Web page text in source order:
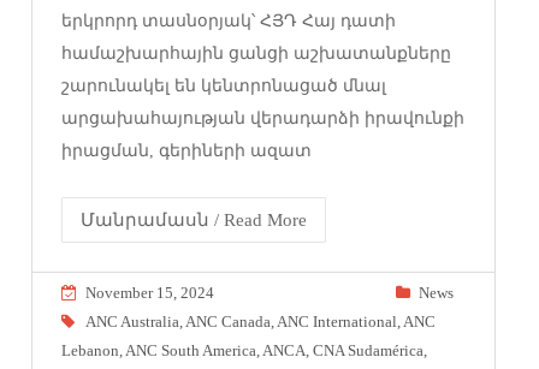
երկրորդ տասնօրյակ՝ ՀՅԴ Հայ դատի
համաշխարհային ցանցի աշխատանքները
շարունակել են կենտրոնացած մնալ
արցախահայության վերադարձի իրավունքի
իրացման, գերիների ազատ
Մանրամասն / Read More
November 15, 2024
News
ANC Australia,ANC Canada,ANC International,ANC
Lebanon,ANC South America,ANCA,CNA Sudamérica,